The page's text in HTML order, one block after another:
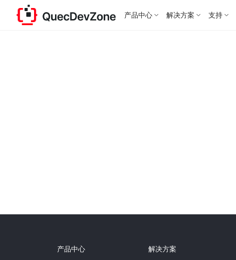
产品中心 解决方案 支持
产品中心
解决方案